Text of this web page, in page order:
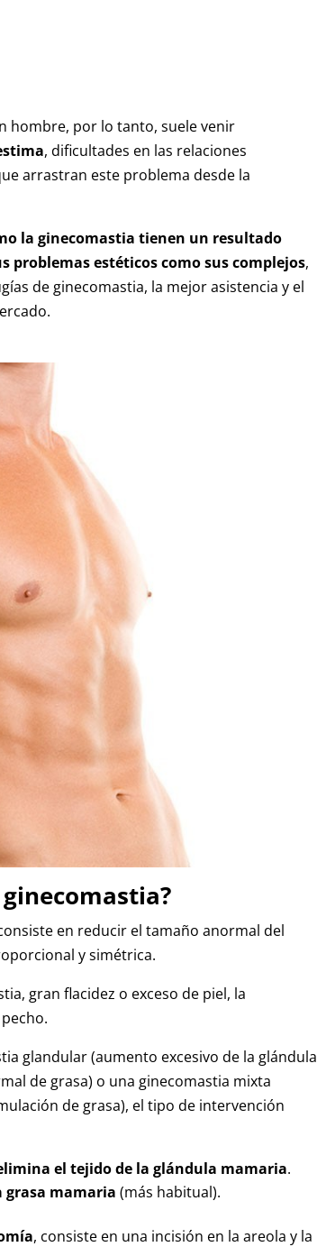
hombre, por lo tanto, suele venir
, dificultades en las relaciones
arrastran este problema desde la
la ginecomastia tienen un resultado
problemas estéticos como sus complejos,
de ginecomastia, la mejor asistencia y el
en reducir el tamaño anormal del
y simétrica.
gran flacidez o exceso de piel, la
glandular (aumento excesivo de la glándula
de grasa) o una ginecomastia mixta
de grasa), el tipo de intervención
el tejido de la glándula mamaria.
grasa mamaria (más habitual).
, consiste en una incisión en la areola y la